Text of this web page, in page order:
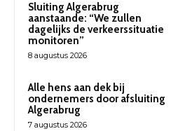
Sluiting Algerabrug
aanstaande: “We zullen
dagelijks de verkeerssituatie
monitoren”
8 augustus 2026
Alle hens aan dek bij
ondernemers door afsluiting
Algerabrug
7 augustus 2026